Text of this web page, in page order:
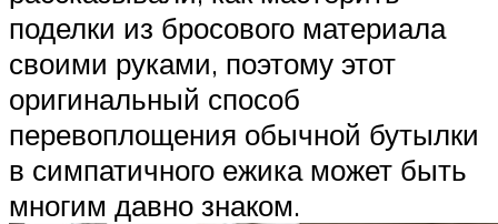
поделки из бросового материала
своими руками, поэтому этот
оригинальный способ
перевоплощения обычной бутылки
в симпатичного ежика может быть
многим давно знаком.